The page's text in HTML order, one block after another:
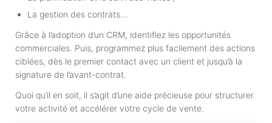
La gestion des contrats…
Grâce à l’adoption d’un CRM, identifiez les opportunités
commerciales. Puis, programmez plus facilement des actions
ciblées, dès le premier contact avec un client et jusqu’à la
signature de l’avant-contrat.
Quoi qu’il en soit, il s’agit d’une aide précieuse pour structurer
votre activité et accélérer votre cycle de vente.